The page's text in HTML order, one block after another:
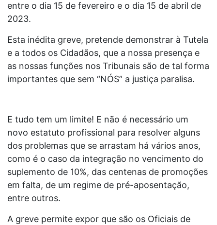
entre o dia 15 de fevereiro e o dia 15 de abril de
2023.
Esta inédita greve, pretende demonstrar à Tutela
e a todos os Cidadãos, que a nossa presença e
as nossas funções nos Tribunais são de tal forma
importantes que sem “NÓS” a justiça paralisa.
E tudo tem um limite! E não é necessário um
novo estatuto profissional para resolver alguns
dos problemas que se arrastam há vários anos,
como é o caso da integração no vencimento do
suplemento de 10%, das centenas de promoções
em falta, de um regime de pré-aposentação,
entre outros.
A greve permite expor que são os Oficiais de